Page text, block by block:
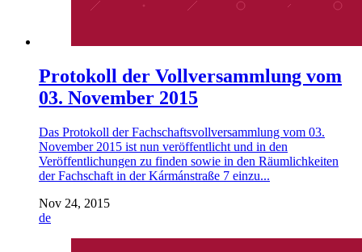
Protokoll der Vollversammlung vom
03. November 2015
Das Protokoll der Fachschaftsvollversammlung vom 03.
November 2015 ist nun veröffentlicht und in den
Veröffentlichungen zu finden sowie in den Räumlichkeiten
der Fachschaft in der Kármánstraße 7 einzu...
Nov 24, 2015
de